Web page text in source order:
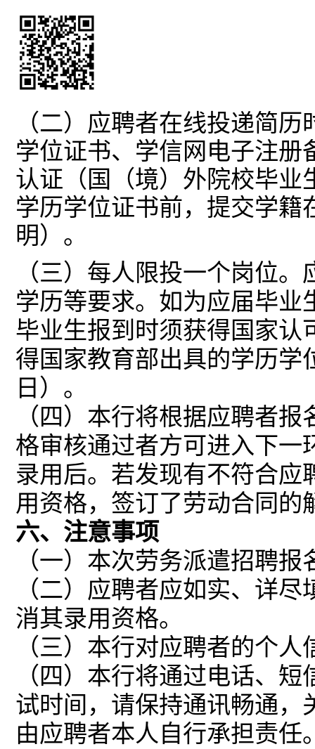
（二）应聘者在线投递简
学位证书、学信网电子注册
认证（国（境）外院校毕业
学历学位证书前，提交学籍
明）。
（三）每人限投一个岗位
学历等要求。如为应届毕业
毕业生报到时须获得国家认
得国家教育部出具的学历学
日）。
（四）本行将根据应聘者
格审核通过者方可进入下一
录用后。若发现有不符合应
用资格，签订了劳动合同的
六、注意事项
（一）本次劳务派遣招聘报
（二） 应聘者应如实、详尽
消其录用资格。
（三） 本行对应聘者的个人
（四） 本行将通过电话、短
试时间，请保持通讯畅通，
由应聘者本人自行承担责任